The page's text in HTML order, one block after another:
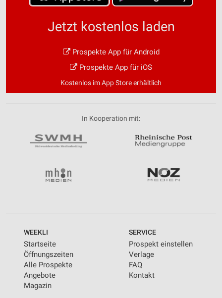
Jetzt kostenlos laden
Prospekte App für Android
Prospekte App für iOS
Kostenlos im App Store erhältlich
In Kooperation mit:
WEEKLI
Startseite
Öffnungszeiten
Alle Prospekte
Angebote
Magazin
SERVICE
Prospekt einstellen
Verlage
FAQ
Kontakt